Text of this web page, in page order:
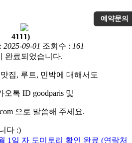
예약문의
장점
파리 첫 도착!
역에서 숙소로
2인실 확인 완료 (연락처 뒷 자리
4111)
2025-09-01 조회수 : 161
완료되었습니다.
집, 루트, 민박에 대해서도
톡 ID goodparis 및
으로 말씀해 주세요.
다 :)
1일 자 도미토리 확인 완료 (연락처